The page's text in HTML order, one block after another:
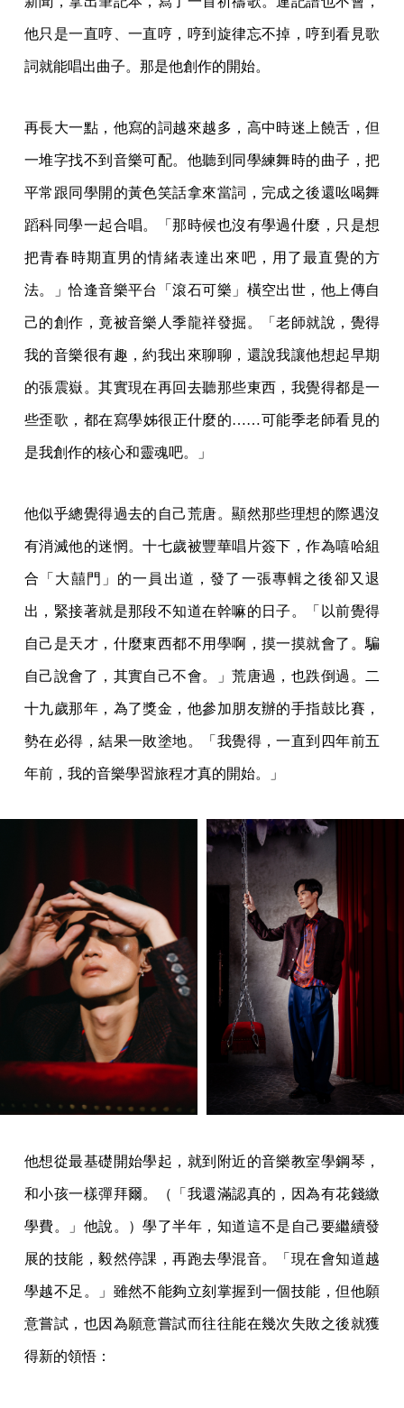
他只是一直哼、一直哼，哼到旋律忘不掉，哼到看見歌
詞就能唱出曲子。那是他創作的開始。
再長大一點，他寫的詞越來越多，高中時迷上饒舌，但
一堆字找不到音樂可配。他聽到同學練舞時的曲子，把
平常跟同學開的黃色笑話拿來當詞，完成之後還吆喝舞
蹈科同學一起合唱。「那時候也沒有學過什麼，只是想
把青春時期直男的情緒表達出來吧，用了最直覺的方
法。」恰逢音樂平台「滾石可樂」橫空出世，他上傳自
己的創作，竟被音樂人季龍祥發掘。「老師就說，覺得
我的音樂很有趣，約我出來聊聊，還說我讓他想起早期
的張震嶽。其實現在再回去聽那些東西，我覺得都是一
些歪歌，都在寫學姊很正什麼的……可能季老師看見的
是我創作的核心和靈魂吧。」
他似乎總覺得過去的自己荒唐。顯然那些理想的際遇沒
有消滅他的迷惘。十七歲被豐華唱片簽下，作為嘻哈組
合「大囍門」的一員出道，發了一張專輯之後卻又退
出，緊接著就是那段不知道在幹嘛的日子。「以前覺得
自己是天才，什麼東西都不用學啊，摸一摸就會了。騙
自己說會了，其實自己不會。」荒唐過，也跌倒過。二
十九歲那年，為了獎金，他參加朋友辦的手指鼓比賽，
勢在必得，結果一敗塗地。「我覺得，一直到四年前五
年前，我的音樂學習旅程才真的開始。」
他想從最基礎開始學起，就到附近的音樂教室學鋼琴，
和小孩一樣彈拜爾。（「我還滿認真的，因為有花錢繳
學費。」他說。）學了半年，知道這不是自己要繼續發
展的技能，毅然停課，再跑去學混音。「現在會知道越
學越不足。」雖然不能夠立刻掌握到一個技能，但他願
意嘗試，也因為願意嘗試而往往能在幾次失敗之後就獲
得新的領悟：